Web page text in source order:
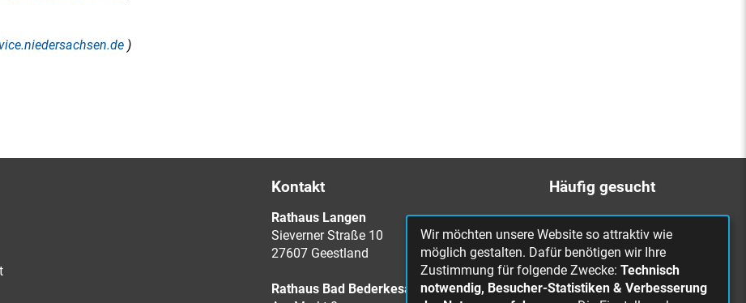
)
Kontakt
Rathaus Langen
Sieverner Straße 10
27607 Geestland
Rathaus Bad Bederkesa
Häufig gesucht
Bürgerbüro
Online Rathaus
Was erledige ich wo?
Stellenangebote
Wir möchten unsere Website so attraktiv wie
möglich gestalten. Dafür benötigen wir Ihre
Zustimmung für folgende Zwecke: Technisch
notwendig, Besucher-Statistiken & Verbesserung